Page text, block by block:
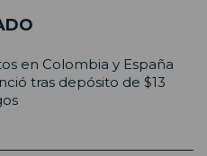
en Colombia y España
tras depósito de $13